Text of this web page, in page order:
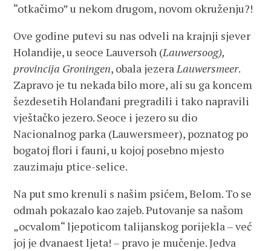
“otkačimo” u nekom drugom, novom okruženju?!
Ove godine putevi su nas odveli na krajnji sjever
Holandije, u seoce Lauversoh (Lauwersoog),
provincija Groningen, obala jezeraLauwersmeer.
Zapravo je tu nekada bilo more, ali su ga koncem
šezdesetih Holanđani pregradili i tako napravili
vještačko jezero. Seoce i jezero su dio
Nacionalnog parka (Lauwersmeer), poznatog po
bogatoj flori i fauni, u kojoj posebno mjesto
zauzimaju ptice-selice.
Na put smo krenuli s našim psićem, Belom. To se
odmah pokazalo kao zajeb. Putovanje sa našom
„ocvalom“ ljepoticom talijanskog porijekla – već
joj je dvanaest ljeta! – pravo je mučenje. Jedva